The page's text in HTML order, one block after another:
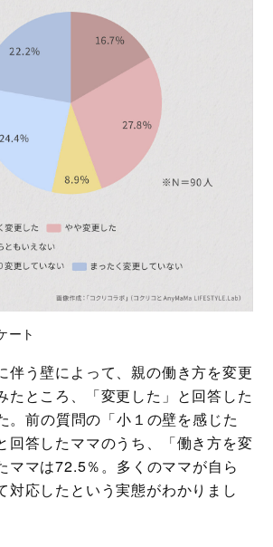
ート
伴う壁によって、親の働き方を変更
たところ、「変更した」と回答した
。前の質問の「小１の壁を感じた
回答したママのうち、「働き方を変
ママは72.5％。多くのママが自ら
対応したという実態がわかりまし